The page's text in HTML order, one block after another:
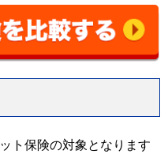
ト保険の対象となります